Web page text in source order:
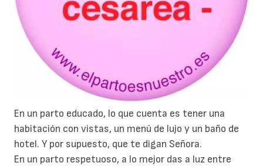
En un parto educado, lo que cuenta es tener una
habitación con vistas, un menú de lujo y un baño de
hotel. Y por supuesto, que te digan Señora.
En un parto respetuoso, a lo mejor das a luz entre